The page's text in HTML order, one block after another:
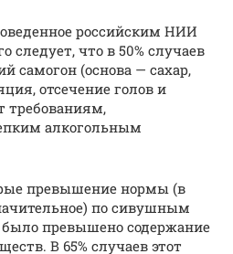
российским НИИ
следует, что в 50% случаев
самогон (основа — сахар,
отсечение голов и
требованиям,
алкогольным
превышение нормы (в
по сивушным
было превышено содержание
В 65% случаев этот